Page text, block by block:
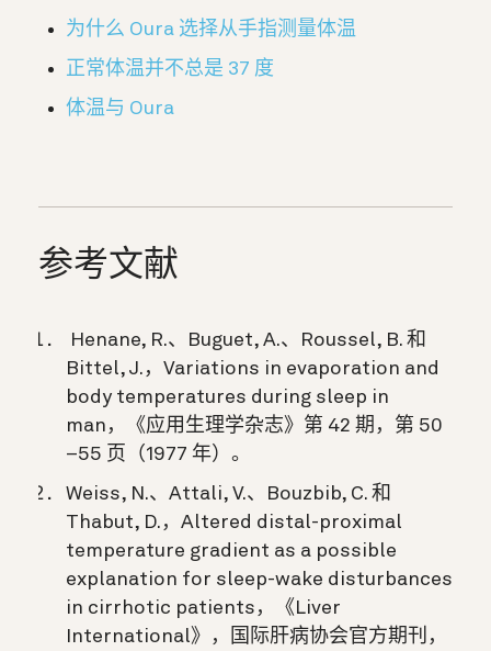
为什么 Oura 选择从手指测量体温
正常体温并不总是 37 度
体温与 Oura
参考文献
Henane, R.、Buguet, A.、Roussel, B. 和
Bittel, J.，Variations in evaporation and
body temperatures during sleep in
man，《应用生理学杂志》第 42 期，第 50
–55 页（1977 年）。
Weiss, N.、Attali, V.、Bouzbib, C. 和
Thabut, D.，Altered distal-proximal
temperature gradient as a possible
explanation for sleep-wake disturbances
in cirrhotic patients，《Liver
International》，国际肝病协会官方期刊，